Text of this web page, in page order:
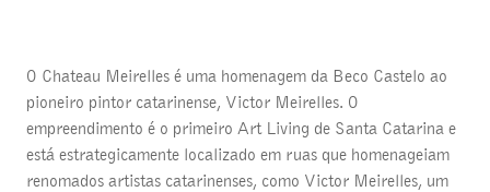
O Chateau Meirelles é uma homenagem da Beco Castelo ao
pioneiro pintor catarinense, Victor Meirelles. O
empreendimento é o primeiro Art Living de Santa Catarina e
está estrategicamente localizado em ruas que homenageiam
renomados artistas catarinenses, como Victor Meirelles, um